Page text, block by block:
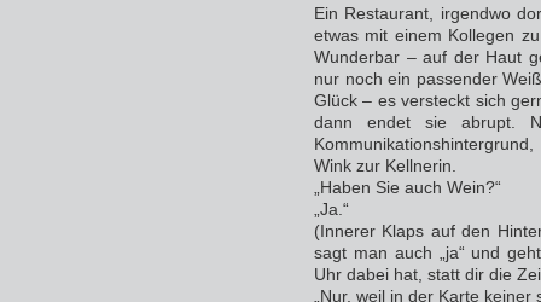
Ein Restaurant, irgendwo
etwas mit einem Kollegen
Wunderbar – auf der Haut
nur noch ein passender
Glück – es versteckt sich
dann endet sie abrupt.
Wink zur Kellnerin.
„Haben Sie auch Wein?“
„Ja.“
(Innerer Klaps auf den
sagt man auch „ja“ und
Uhr dabei hat, statt dir die
„Nur, weil in der Karte keiner